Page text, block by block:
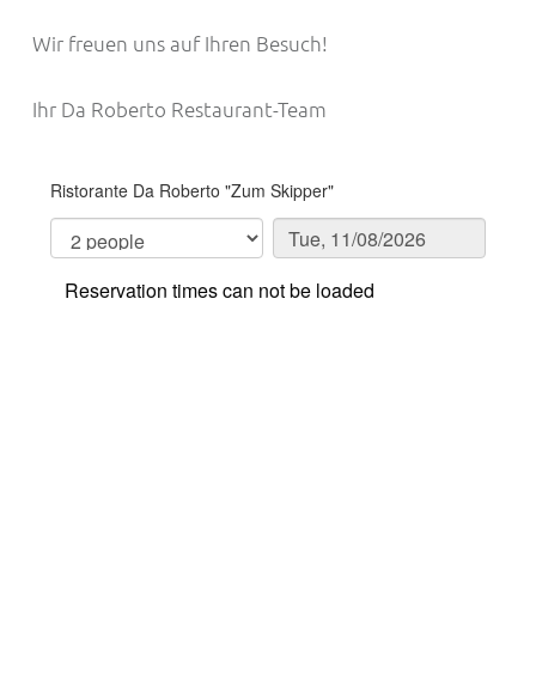
Wir freuen uns auf Ihren Besuch!
Ihr Da Roberto Restaurant-Team